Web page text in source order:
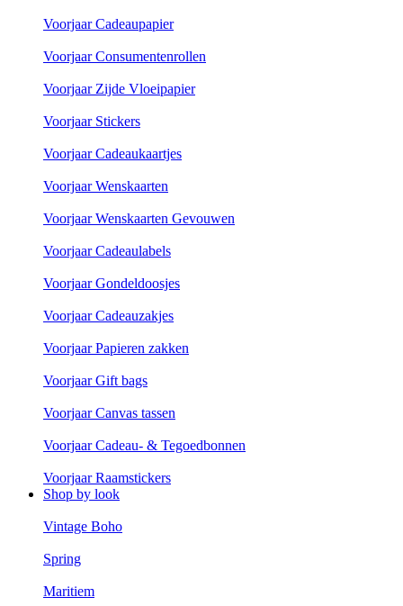
Voorjaar Cadeaupapier
Voorjaar Consumentenrollen
Voorjaar Zijde Vloeipapier
Voorjaar Stickers
Voorjaar Cadeaukaartjes
Voorjaar Wenskaarten
Voorjaar Wenskaarten Gevouwen
Voorjaar Cadeaulabels
Voorjaar Gondeldoosjes
Voorjaar Cadeauzakjes
Voorjaar Papieren zakken
Voorjaar Gift bags
Voorjaar Canvas tassen
Voorjaar Cadeau- & Tegoedbonnen
Voorjaar Raamstickers
Shop by look
Vintage Boho
Spring
Maritiem